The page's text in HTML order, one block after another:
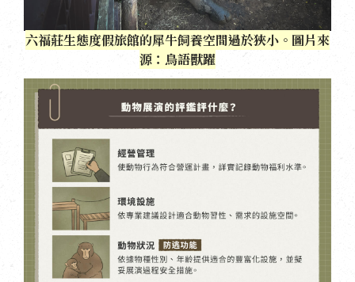
六福莊生態度假旅館的犀牛飼養空間過於狹小。圖片來
源：鳥語獸躍